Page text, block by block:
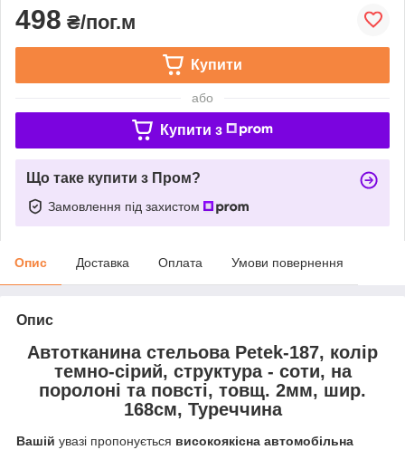
498 ₴/пог.м
Купити
або
Купити з
Що таке купити з Пром?
Замовлення під захистом
Опис Доставка Оплата Умови повернення
Опис
Автотканина стельова Petek-187, колір
темно-сірий, структура - соти, на
поролоні та повсті, товщ. 2мм, шир.
168см, Туреччина
Вашій увазі пропонується високоякісна автомобільна